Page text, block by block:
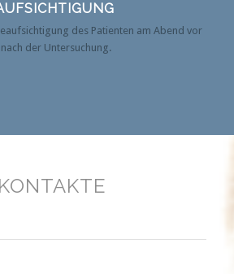
des Patienten am Abend vor
der Untersuchung.
KONTAKTE